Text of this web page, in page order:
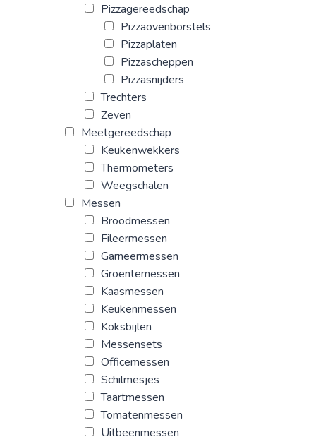
Pizzagereedschap
Pizzaovenborstels
Pizzaplaten
Pizzascheppen
Pizzasnijders
Trechters
Zeven
Meetgereedschap
Keukenwekkers
Thermometers
Weegschalen
Messen
Broodmessen
Fileermessen
Garneermessen
Groentemessen
Kaasmessen
Keukenmessen
Koksbijlen
Messensets
Officemessen
Schilmesjes
Taartmessen
Tomatenmessen
Uitbeenmessen